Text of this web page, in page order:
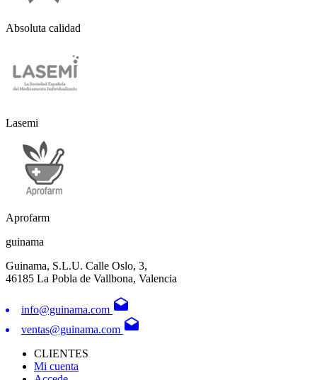
Absoluta calidad
Lasemi
Aprofarm
guinama
Guinama, S.L.U. Calle Oslo, 3,
46185 La Pobla de Vallbona, Valencia
info@guinama.com drafts
ventas@guinama.com drafts
CLIENTES
Mi cuenta